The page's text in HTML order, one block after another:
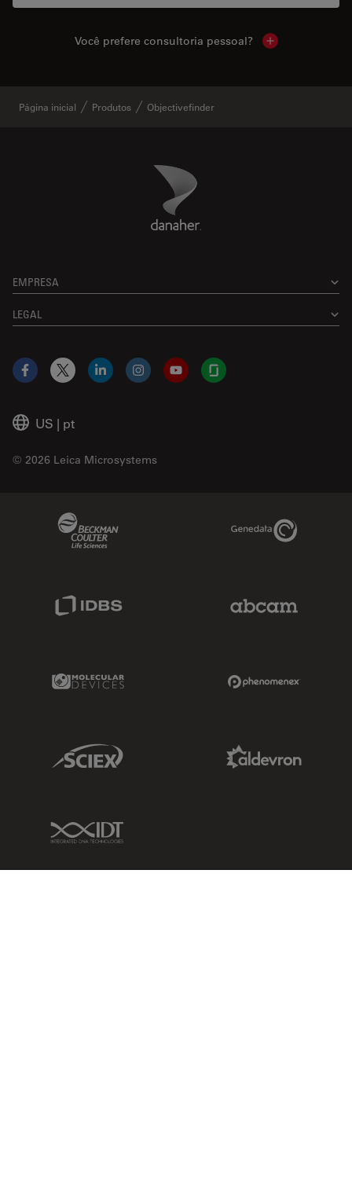
Você prefere consultoria pessoal? Show local
Página inicial Produtos Objectivefinder
Danaher Logo
EMPRESA
LEGAL
US | pt
© 2026 Leica Microsystems
Facebook
X LinkedInInstagramYouTubeGlassdoor
Genedata Link
Molecular Devices Link
Sciex Link
IDT Link